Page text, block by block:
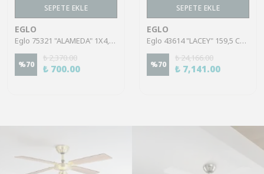
SEPETE EKLE
EGLO
Eglo 75321 "ALAMEDA" 1X4,5W Çelik Nikel Mat Sıva Üstü Spot
%70
₺ 2,370.00
₺ 700.00
SEPETE EKLE
EGLO
Eglo 43614 "LACEY" 159,5 Cm Yüksekliğinde Çelik, Ahşap Köşe Lambası Lambader
%70
₺ 24,166.00
₺ 7,141.00